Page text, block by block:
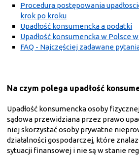
Procedura postępowania
krok po kroku
Upadłość konsumencka a podatki
Upadłość konsumencka w Polsce
FAQ - Najczęściej zadawane
Na czym polega upadłość
Upadłość konsumencka osoby
sądowa przewidziana przez prawo
niej skorzystać osoby prywatne
działalności gospodarczej, które
sytuacji finansowej i nie są w stanie